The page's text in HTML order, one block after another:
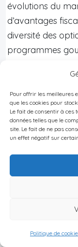
Pour offrir les meilleures
que les cookies pour
Le fait de consentir à ces
données telles que le
site. Le fait de ne pas
un effet négatif sur
Politique de
évolutions du
d’avantages
diversité des
programmes
ressources
vers le succès.
Cependant,
entrepreneurial,
dans
connaissance
professionnels